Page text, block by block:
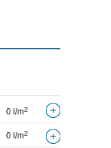
0 l/m2
0 l/m2